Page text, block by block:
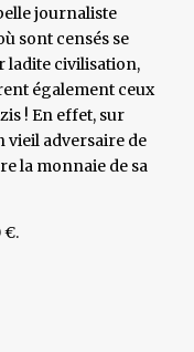
journaliste
sont censés se
ladite civilisation,
également ceux
! En effet, sur
vieil adversaire de
la monnaie de sa
€.